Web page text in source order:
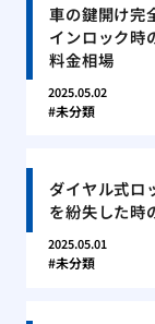
車の鍵開け完
インロック時
料金相場
2025.05.02
未分類
ダイヤル式ロ
を紛失した時
2025.05.01
未分類